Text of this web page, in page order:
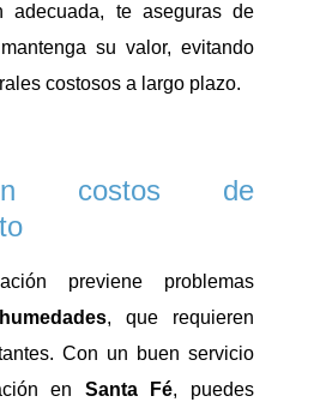
adecuada, te aseguras de
su valor, evitando
costosos a largo plazo.
costos de
previene problemas
, que requieren
Con un buen servicio
en Santa Fé, puedes